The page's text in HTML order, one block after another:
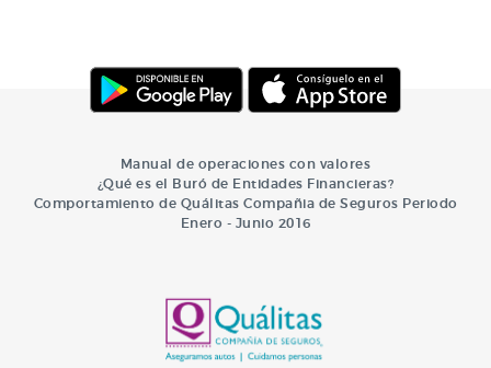
Manual de operaciones con valores
¿Qué es el Buró de Entidades Financieras?
Comportamiento de Quálitas Compañia de Seguros Periodo
Enero - Junio 2016